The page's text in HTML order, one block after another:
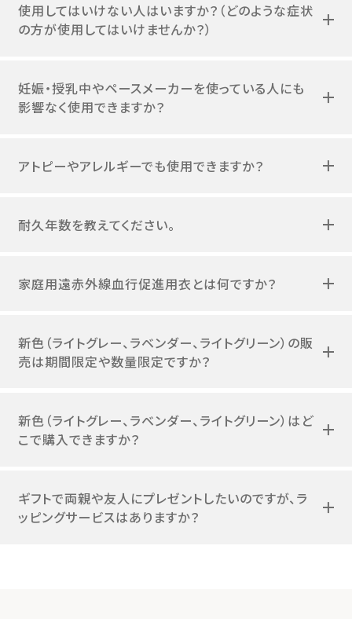
使用してはいけない人はいますか？（どのような症状
の方が使用してはいけませんか？）
妊娠・授乳中やペースメーカーを使っている人にも
影響なく使用できますか？
アトピーやアレルギーでも使用できますか？
耐久年数を教えてください。
家庭用遠赤外線血行促進用衣とは何ですか？
新色（ライトグレー、ラベンダー、ライトグリーン）の販
売は期間限定や数量限定ですか？
新色（ライトグレー、ラベンダー、ライトグリーン）はど
こで購入できますか？
ギフトで両親や友人にプレゼントしたいのですが、ラ
ッピングサービスはありますか？